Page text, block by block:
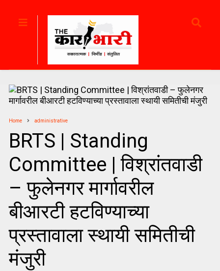
Home administrative
BRTS | Standing
Committee | विश्रांतवाडी
– फुलेनगर मार्गावरील
बीआरटी हटविण्याच्या
प्रस्तावाला स्थायी समितीची
मंजुरी